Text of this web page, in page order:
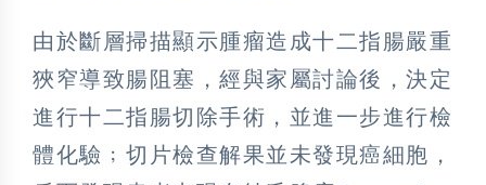
由於斷層掃描顯示腫瘤造成十二指腸嚴重
狹窄導致腸阻塞，經與家屬討論後，決定
進行十二指腸切除手術，並進一步進行檢
體化驗﹔切片檢查解果並未發現癌細胞，